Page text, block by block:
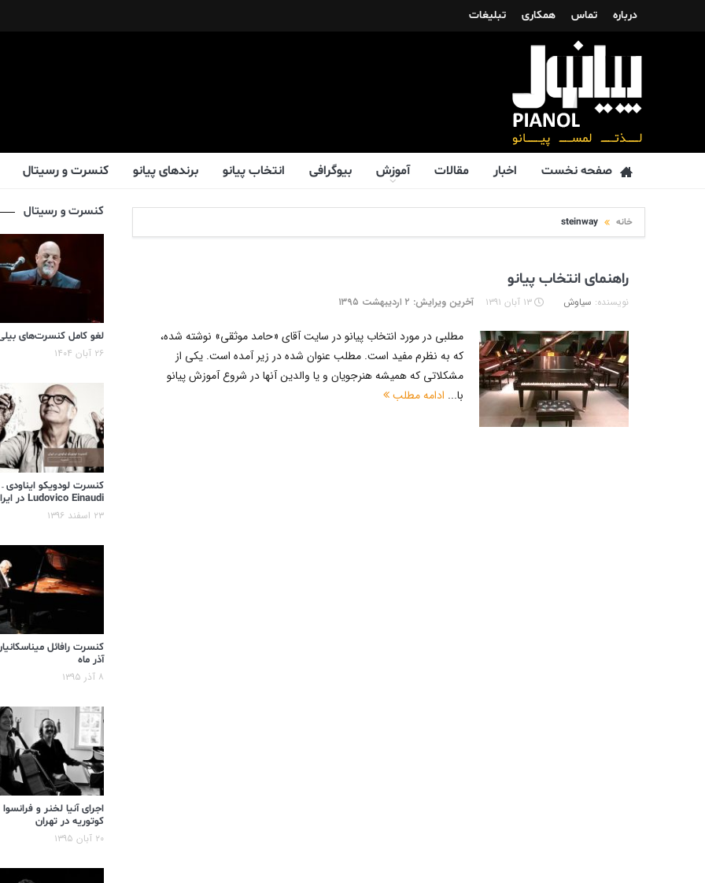
درباره تماس همکاری تبلیغات
صفحه نخست اخبار مقالات آموزش بیوگرافی انتخاب پیانو برندهای پیانو کنسرت و رسیتال
خانه steinway
راهنمای انتخاب پیانو
نویسنده: سیاوش ۱۳ آبان ۱۳۹۱ آخرین ویرایش: ۲ اردیبهشت ۱۳۹۵
مطلبی در مورد انتخاب پیانو در سایت آقای «حامد موثقی» نوشته شده،
که به نظرم مفید است. مطلب عنوان شده در زیر آمده است. یکی از
مشکلاتی که همیشه هنرجویان و یا والدین آنها در شروع آموزش پیانو
با... ادامه مطلب
کنسرت و رسیتال
لغو کامل کنسرت‌های
۲۶ آبان ۱۴۰۴
کنسرت لودویکو ایناودی –
Ludovico Einaudi در ایران
۲۳ اسفند ۱۳۹۶
کنسرت رافائل
آذر ماه
۸ آذر ۱۳۹۵
اجرای آنیا لخنر و فرانسوا
کوتوریه در تهران
۲۰ آبان ۱۳۹۵